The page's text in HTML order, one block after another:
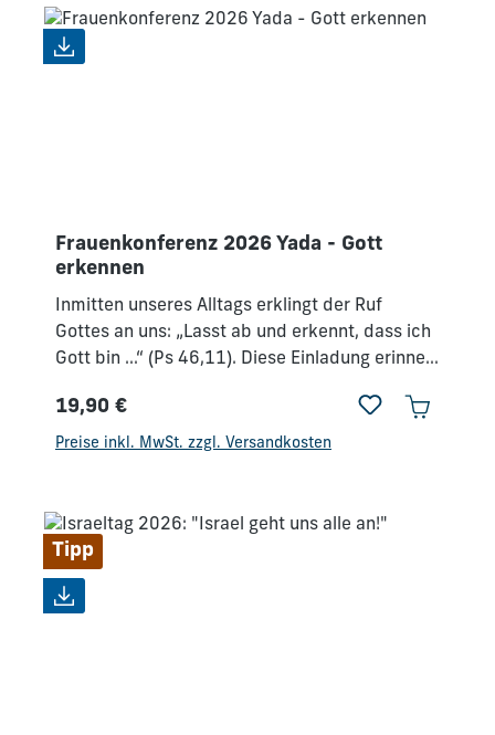
Frauenkonferenz 2026 Yada - Gott
erkennen
Inmitten unseres Alltags erklingt der Ruf
Gottes an uns: „Lasst ab und erkennt, dass ich
Gott bin …“ (Ps 46,11). Diese Einladung erinnert
in äußeren Umständen liegen, sondern in der
Erkenntnis unseres Gottes. Er fordert uns auf,
mächtigen Gott, dem niemand vergleichbar ist.
Ihn in seinem Wesen zu erkennen, lässt uns
aufatmen, setzt uns frei und verändert uns. –
Lass Dich einladen, während dieser Konferenz
Regulärer Preis:
19,90 €
Preise inkl. MwSt. zzgl. Versandkosten
Tipp